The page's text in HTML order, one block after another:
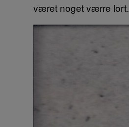
været noget værre lort.